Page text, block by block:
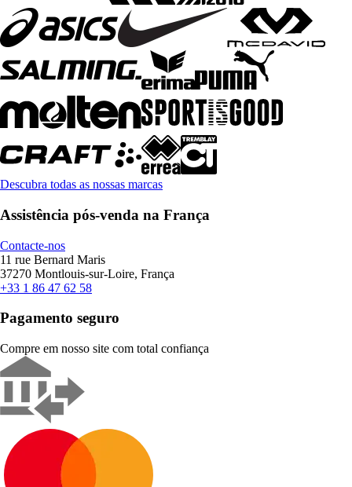
Descubra todas as nossas marcas
Assistência pós-venda na França
Contacte-nos
11 rue Bernard Maris
37270 Montlouis-sur-Loire, França
+33 1 86 47 62 58
Pagamento seguro
Compre em nosso site com total confiança